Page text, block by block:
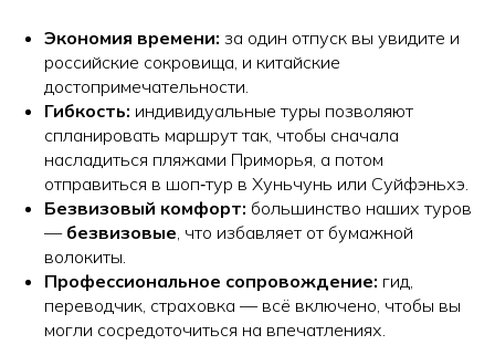
Экономия времени: за один отпуск вы увидите и
российские сокровища, и китайские
достопримечательности.
Гибкость: индивидуальные туры позволяют
спланировать маршрут так, чтобы сначала
насладиться пляжами Приморья, а потом
отправиться в шоп‑тур в Хуньчунь или Суйфэньхэ.
Безвизовый комфорт: большинство наших туров
— безвизовые, что избавляет от бумажной
волокиты.
Профессиональное сопровождение: гид,
переводчик, страховка — всё включено, чтобы вы
могли сосредоточиться на впечатлениях.